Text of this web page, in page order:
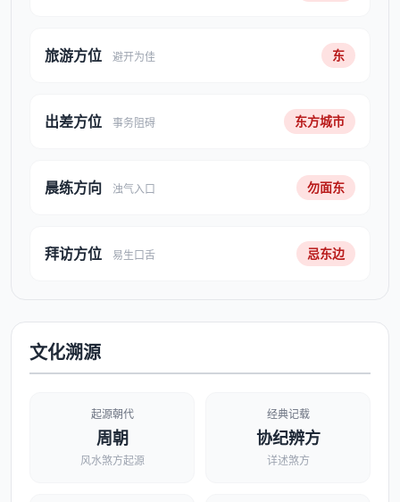
旅游方位 避开为佳 东
出差方位 事务阻碍 东方城市
晨练方向 浊气入口 勿面东
拜访方位 易生口舌 忌东边
文化溯源
起源朝代
周朝
风水煞方起源
经典记载
协纪辨方
详述煞方